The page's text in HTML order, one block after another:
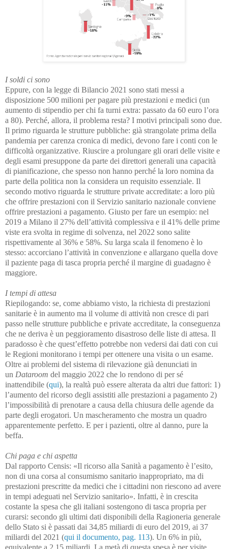
I soldi ci sono
Eppure, con la legge di Bilancio 2021 sono stati messi a
disposizione 500 milioni per pagare più prestazioni e medici (un
aumento di stipendio per chi fa turni extra: passato da 60 euro l’ora
a 80). Perché, allora, il problema resta? I motivi principali sono due.
Il primo riguarda le strutture pubbliche: già strangolate prima della
pandemia per carenza cronica di medici, devono fare i conti con le
difficoltà organizzative. Riuscire a prolungare gli orari delle visite e
degli esami presuppone da parte dei direttori generali una capacità
di pianificazione, che spesso non hanno perché la loro nomina da
parte della politica non la considera un requisito essenziale. Il
secondo motivo riguarda le strutture private accreditate: a loro più
che offrire prestazioni con il Servizio sanitario nazionale conviene
offrire prestazioni a pagamento. Giusto per fare un esempio: nel
2019 a Milano il 27% dell’attività complessiva e il 41% delle prime
viste era svolta in regime di solvenza, nel 2022 sono salite
rispettivamente al 36% e 58%. Su larga scala il fenomeno è lo
stesso: accorciano l’attività in convenzione e allargano quella dove
il paziente paga di tasca propria perché il margine di guadagno è
maggiore.
I tempi di attesa
Riepilogando: se, come abbiamo visto, la richiesta di prestazioni
sanitarie è in aumento ma il volume di attività non cresce di pari
passo nelle strutture pubbliche e private accreditate, la conseguenza
che ne deriva è un peggioramento disastroso delle liste di attesa. Il
paradosso è che quest’effetto potrebbe non vedersi dai dati con cui
le Regioni monitorano i tempi per ottenere una visita o un esame.
Oltre ai problemi del sistema di rilevazione già denunciati in
un Dataroom del maggio 2022 che lo rendono di per sé
inattendibile (qui), la realtà può essere alterata da altri due fattori: 1)
l’aumento del ricorso degli assistiti alle prestazioni a pagamento 2)
l’impossibilità di prenotare a causa della chiusura delle agende da
parte degli erogatori. Un mascheramento che mostra un quadro
apparentemente perfetto. E per i pazienti, oltre al danno, pure la
beffa.
Chi paga e chi aspetta
Dal rapporto Censis: «Il ricorso alla Sanità a pagamento è l’esito,
non di una corsa al consumismo sanitario inappropriato, ma di
prestazioni prescritte da medici che i cittadini non riescono ad avere
in tempi adeguati nel Servizio sanitario». Infatti, è in crescita
costante la spesa che gli italiani sostengono di tasca propria per
curarsi: secondo gli ultimi dati disponibili della Ragioneria generale
dello Stato si è passati dai 34,85 miliardi di euro del 2019, ai 37
miliardi del 2021 (qui il documento, pag. 113). Un 6% in più,